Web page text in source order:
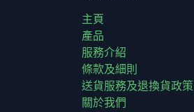
主頁
產品
服務介紹
條款及細則
送貨服務及退換貨政策
關於我們